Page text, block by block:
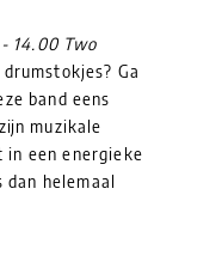
14.00 Two
Ga
band eens
muzikale
in een energieke
dan helemaal